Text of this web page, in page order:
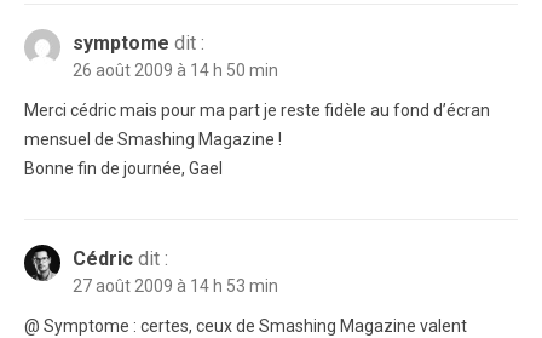
symptome dit :
26 août 2009 à 14 h 50 min
Merci cédric mais pour ma part je reste fidèle au fond d’écran
mensuel de Smashing Magazine !
Bonne fin de journée, Gael
Cédric dit :
27 août 2009 à 14 h 53 min
@ Symptome : certes, ceux de Smashing Magazine valent